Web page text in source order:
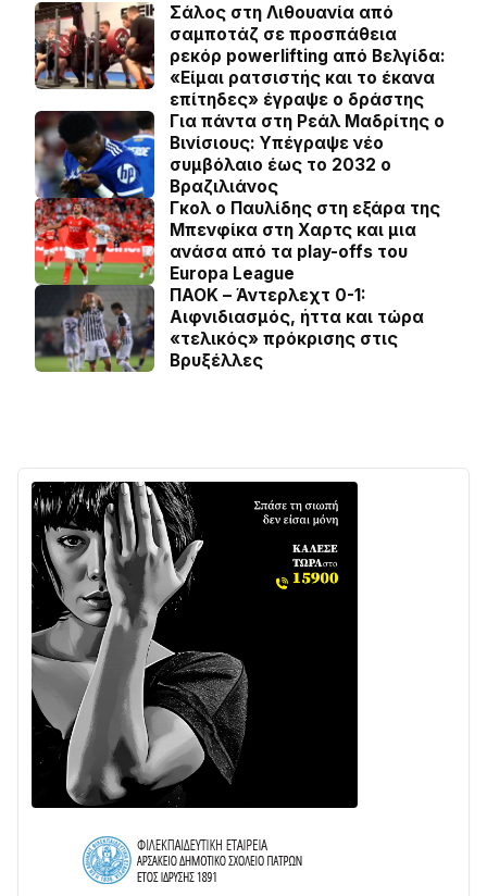
Σάλος στη Λιθουανία από
σαμποτάζ σε προσπάθεια
ρεκόρ powerlifting από Βελγίδα:
«Είμαι ρατσιστής και το έκανα
επίτηδες» έγραψε ο δράστης
Για πάντα στη Ρεάλ Μαδρίτης ο
Βινίσιους: Yπέγραψε νέο
συμβόλαιο έως το 2032 ο
Βραζιλιάνος
Γκολ ο Παυλίδης στη εξάρα της
Μπενφίκα στη Χαρτς και μια
ανάσα από τα play-offs του
Europa League
ΠΑΟΚ – Άντερλεχτ 0-1:
Αιφνιδιασμός, ήττα και τώρα
«τελικός» πρόκρισης στις
Βρυξέλλες